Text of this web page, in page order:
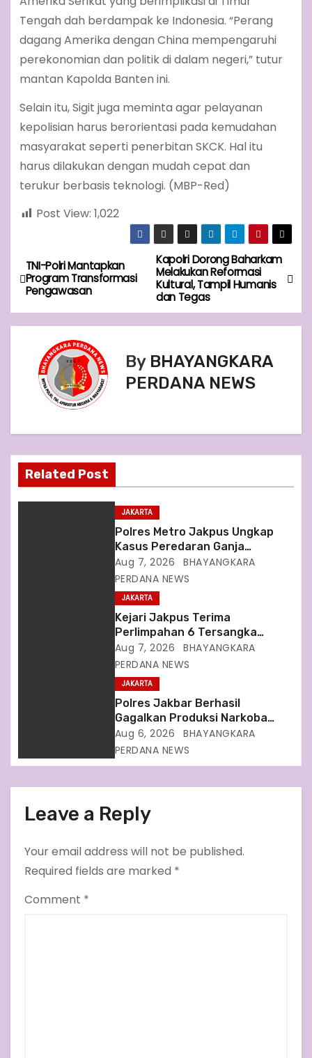
Tengah dah berdampak ke Indonesia. “Perang
dagang Amerika dengan China mempengaruhi
perekonomian dan politik di dalam negeri,” tutur
mantan Kapolda Banten ini.
Selain itu, Sigit juga meminta agar pelayanan
kepolisian harus berorientasi pada kemudahan
masyarakat seperti penerbitan SKCK. Hal itu
harus dilakukan dengan mudah cepat dan
terukur berbasis teknologi. (MBP-Red)
Post View: 1,022
P
o
s
v
g
Kapolri Dorong Baharkam
Melakukan Reformasi
Kultural, Tampil Humanis
dan Tegas
TNI-Polri Mantapkan
Program Transformasi
Pengawasan
By BHAYANGKARA
PERDANA NEWS
Related Post
JAKARTA
Polres Metro Jakpus Ungkap
Kasus Peredaran Ganja
Sebanyak Ratusan Kilogram
Aug 7, 2026
BHAYANGKARA
PERDANA NEWS
JAKARTA
Kejari Jakpus Terima
Perlimpahan 6 Tersangka
Terkait Kasus Dugaan Korupsi
Tata Kelola Minyak Mentah
Pertamina
Aug 7, 2026
BHAYANGKARA
PERDANA NEWS
JAKARTA
Polres Jakbar Berhasil
Gagalkan Produksi Narkoba
Senilai Ratusan Miliar dari 7
Orang Tersangka
Aug 6, 2026
BHAYANGKARA
PERDANA NEWS
Leave a Reply
Your email address will not be published.
Required fields are marked *
Comment *